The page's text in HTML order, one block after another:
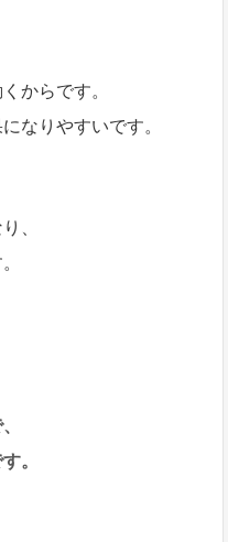
からです。
なりやすいです。
、
。